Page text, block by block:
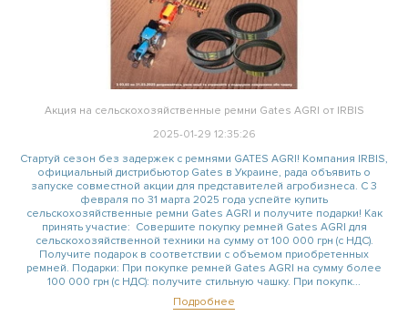
Акция на сельскохозяйственные ремни Gates AGRI от IRBIS
2025-01-29 12:35:26
Стартуй сезон без задержек с ремнями GATES AGRI! Компания IRBIS,
официальный дистрибьютор Gates в Украине, рада объявить о
запуске совместной акции для представителей агробизнеса. С 3
февраля по 31 марта 2025 года успейте купить
сельскохозяйственные ремни Gates AGRI и получите подарки! Как
принять участие: Совершите покупку ремней Gates AGRI для
сельскохозяйственной техники на сумму от 100 000 грн (с НДС).
Получите подарок в соответствии с объемом приобретенных
ремней. Подарки: При покупке ремней Gates AGRI на сумму более
100 000 грн (с НДС): получите стильную чашку. При покупк...
Подробнее